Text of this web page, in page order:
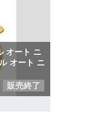
オート ニ
オート ニ
販売終了